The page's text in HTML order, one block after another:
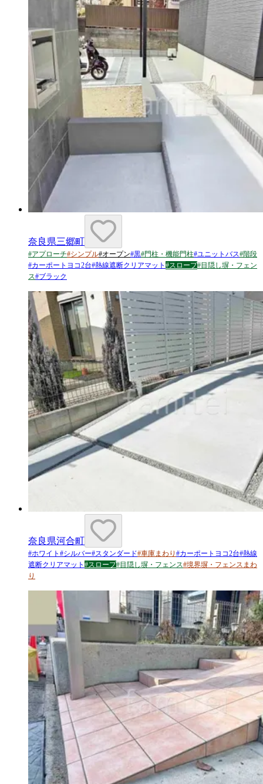
奈良県三郷町
#アプローチ#シンプル#オープン#黒#門柱・機能門柱#ユニットバス#階段
#カーポートヨコ2台#熱線遮断クリアマット #スロープ#目隠し塀・フェン
ス#ブラック
奈良県河合町
#ホワイト #シルバー#スタンダード#車庫まわり #カーポートヨコ2台#熱線
遮断クリアマット #スロープ#目隠し塀・フェンス#境界塀・フェンスまわ
り